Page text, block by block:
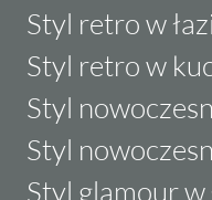
Styl retro w
Styl retro w
Styl
Styl
Styl glamour w